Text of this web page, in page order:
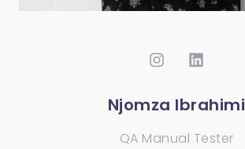
Njomza Ibrahimi
QA Manual Tester